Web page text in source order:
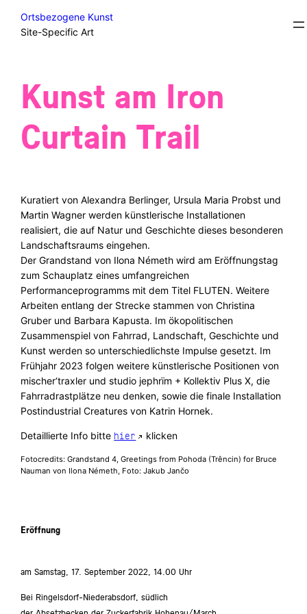
SkipStudent Projects/Diplomas
Kunst am Iron
Curtain Trail
Kuratiert von Alexandra Berlinger, Ursula Maria Probst und
Martin Wagner werden künstlerische Installationen
realisiert, die auf Natur und Geschichte dieses besonderen
Landschaftsraums eingehen.
Der Grandstand von Ilona Németh wird am Eröffnungstag
zum Schauplatz eines umfangreichen
Performanceprogramms mit dem Titel FLUTEN. Weitere
Arbeiten entlang der Strecke stammen von Christina
Gruber und Barbara Kapusta. Im ökopolitischen
Zusammenspiel von Fahrrad, Landschaft, Geschichte und
Kunst werden so unterschiedlichste Impulse gesetzt. Im
Frühjahr 2023 folgen weitere künstlerische Positionen von
mischer‘traxler und studio jephrïm + Kollektiv Plus X, die
Fahrradrastplätze neu denken, sowie die finale Installation
Postindustrial Creatures von Katrin Hornek.
Detaillierte Info bitte hier klicken
Fotocredits: Grandstand 4, Greetings from Pohoda (Trêncin) for Bruce
Nauman von Ilona Németh, Foto: Jakub Jančo
Eröffnung
am Samstag, 17. September 2022, 14.00 Uhr
Bei Ringelsdorf-Niederabsdorf, südlich
Ortsbezogene Kunst
Site-Specific Art